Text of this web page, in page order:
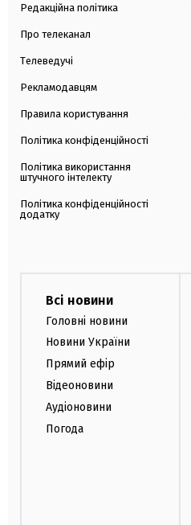
Редакційна політика
Про телеканал
Телеведучі
Рекламодавцям
Правила користування
Політика конфіденційності
Політика використання
штучного інтелекту
Політика конфіденційності
додатку
Всі новини
Головні новини
Новини України
Прямий ефір
Відеоновини
Аудіоновини
Погода